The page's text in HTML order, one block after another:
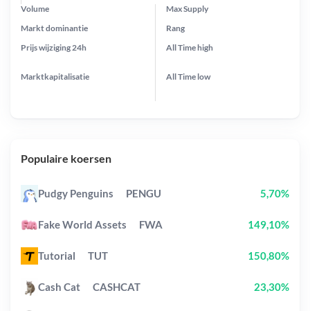
Prijs wijziging 24h
Max Supply
Markt dominantie
Marktkapitalisatie
Volume
Rang
All Timehigh
All Time low
Populaire koersen
Pudgy Penguins PENGU 5,70%
Fake World Assets FWA 149,10%
Tutorial TUT 150,80%
Cash Cat CASHCAT 23,30%